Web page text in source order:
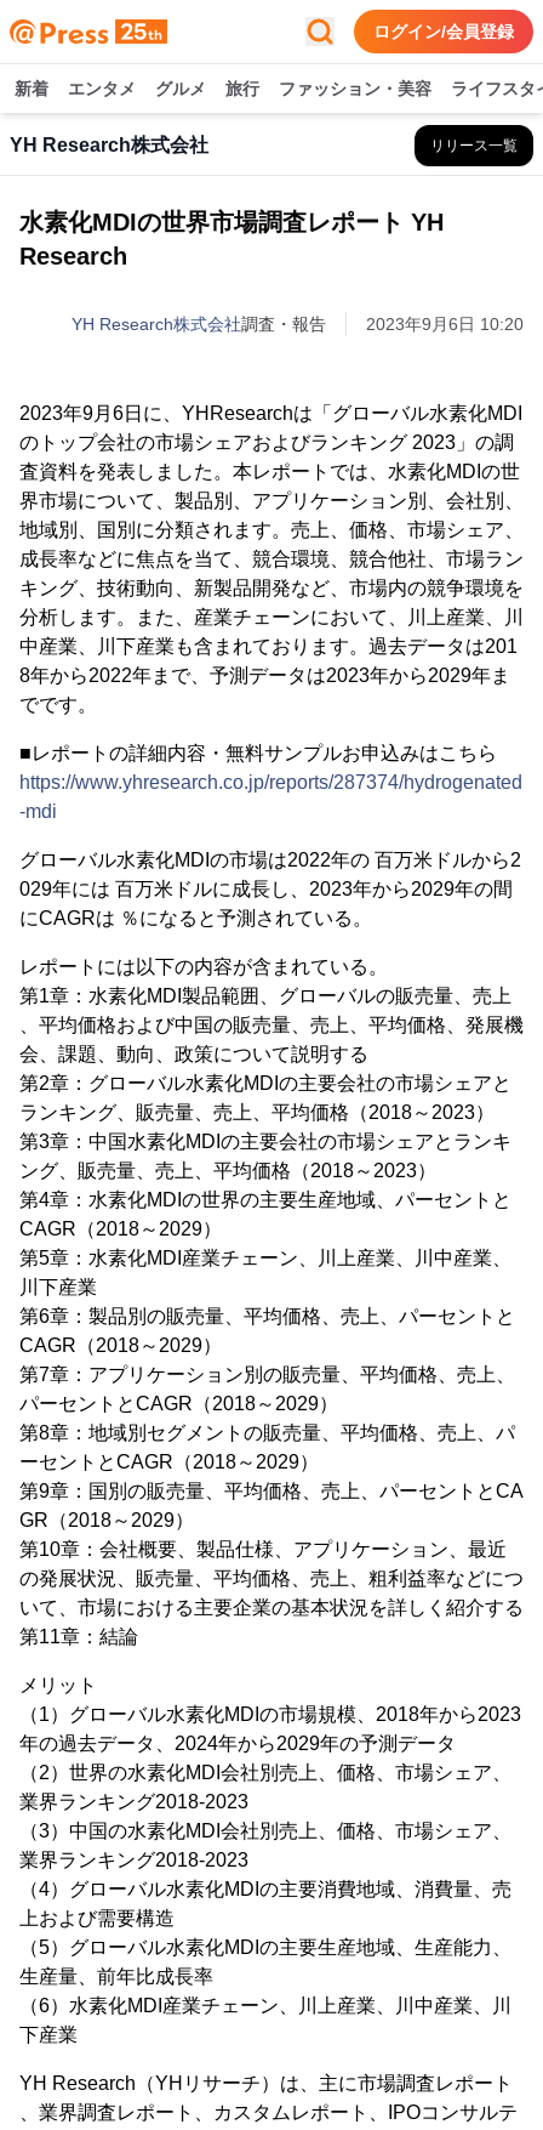
ログイン/会員登録
新着 エンタメ グルメ 旅行 ファッション・美容 ライフスタ
YH Research株式会社 リリース一覧
水素化MDIの世界市場調査レポート YH
Research
YH Research株式会社調査・報告 2023年9月6日 10:20
2023年9月6日に、YHResearchは「グローバル水素化MDI
のトップ会社の市場シェアおよびランキング 2023」の調
査資料を発表しました。本レポートでは、水素化MDIの世
界市場について、製品別、アプリケーション別、会社別、
地域別、国別に分類されます。売上、価格、市場シェア、
成長率などに焦点を当て、競合環境、競合他社、市場ラン
キング、技術動向、新製品開発など、市場内の競争環境を
分析します。また、産業チェーンにおいて、川上産業、川
中産業、川下産業も含まれております。過去データは201
8年から2022年まで、予測データは2023年から2029年ま
でです。
■レポートの詳細内容・無料サンプルお申込みはこちら
https://www.yhresearch.co.jp/reports/287374/hydrogenated
-mdi
グローバル水素化MDIの市場は2022年の 百万米ドルから2
029年には 百万米ドルに成長し、2023年から2029年の間
にCAGRは ％になると予測されている。
レポートには以下の内容が含まれている。
第1章：水素化MDI製品範囲、グローバルの販売量、売上
、平均価格および中国の販売量、売上、平均価格、発展機
会、課題、動向、政策について説明する
第2章：グローバル水素化MDIの主要会社の市場シェアと
ランキング、販売量、売上、平均価格（2018～2023）
第3章：中国水素化MDIの主要会社の市場シェアとランキ
ング、販売量、売上、平均価格（2018～2023）
第4章：水素化MDIの世界の主要生産地域、パーセントと
CAGR（2018～2029）
第5章：水素化MDI産業チェーン、川上産業、川中産業、
川下産業
第6章：製品別の販売量、平均価格、売上、パーセントと
CAGR（2018～2029）
第7章：アプリケーション別の販売量、平均価格、売上、
パーセントとCAGR（2018～2029）
第8章：地域別セグメントの販売量、平均価格、売上、パ
ーセントとCAGR（2018～2029）
第9章：国別の販売量、平均価格、売上、パーセントとCA
GR（2018～2029）
第10章：会社概要、製品仕様、アプリケーション、最近
の発展状況、販売量、平均価格、売上、粗利益率などにつ
いて、市場における主要企業の基本状況を詳しく紹介する
第11章：結論
メリット
（1）グローバル水素化MDIの市場規模、2018年から2023
年の過去データ、2024年から2029年の予測データ
（2）世界の水素化MDI会社別売上、価格、市場シェア、
業界ランキング2018-2023
（3）中国の水素化MDI会社別売上、価格、市場シェア、
業界ランキング2018-2023
（4）グローバル水素化MDIの主要消費地域、消費量、売
上および需要構造
（5）グローバル水素化MDIの主要生産地域、生産能力、
生産量、前年比成長率
（6）水素化MDI産業チェーン、川上産業、川中産業、川
下産業
YH Research（YHリサーチ）は、主に市場調査レポート
、業界調査レポート、カスタムレポート、IPOコンサルテ